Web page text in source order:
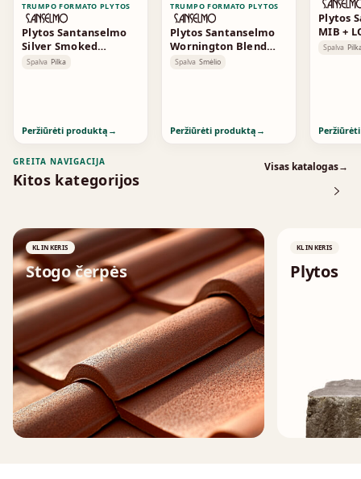
TRUMPO FORMATO PLYTOS
Plytos Santanselmo
Silver Smoked
Standard
Spalva Pilka
Peržiūrėti produktą →
TRUMPO FORMATO PLYTOS
Plytos Santanselmo
Wornington Blend
Smoked
Spalva Smėlio
Peržiūrėti produktą →
Plytos
MIB +
Spalva
GREITA NAVIGACIJA
Kitos kategorijos
Visas katalogas→
KLINKERIS
Stogo čerpės
↗
KLINKERIS
Plytos